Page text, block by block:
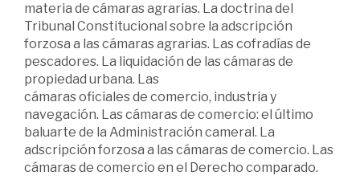
materia de cámaras agrarias. La doctrina del
Tribunal Constitucional sobre la adscripción
forzosa a las cámaras agrarias. Las cofradías de
pescadores. La liquidación de las cámaras de
propiedad urbana. Las
cámaras oficiales de comercio, industria y
navegación. Las cámaras de comercio: el último
baluarte de la Administración cameral. La
adscripción forzosa a las cámaras de comercio. Las
cámaras de comercio en el Derecho comparado.